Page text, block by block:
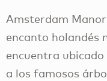
Amsterdam
encanto holandés
encuentra
a los famosos